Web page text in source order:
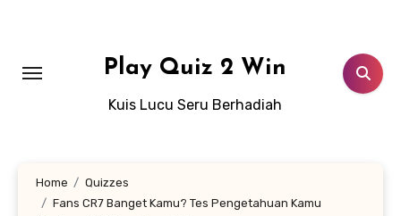
Play Quiz 2 Win
Kuis Lucu Seru Berhadiah
Home
Quizzes
Fans CR7 Banget Kamu? Tes Pengetahuan Kamu